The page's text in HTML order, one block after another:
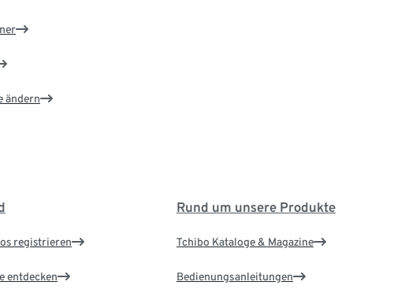
ändern
registrieren
entdecken
Rund um unsere Produkte
Tchibo Kataloge & Magazine
Bedienungsanleitungen